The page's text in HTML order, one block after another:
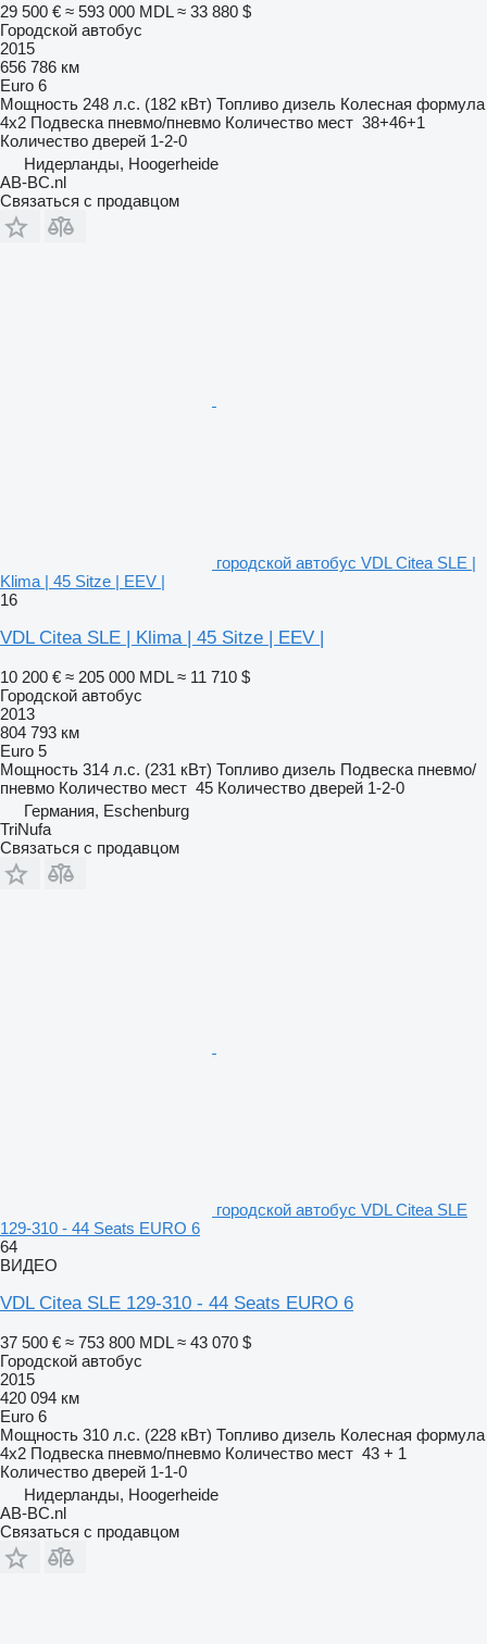
29 500 € ≈ 593 000 MDL ≈ 33 880 $
Городской автобус
2015
656 786 км
Euro 6
Мощность 248 л.с. (182 кВт) Топливо дизель Колесная формула
4x2 Подвеска пневмо/пневмо Количество мест 38+46+1
Количество дверей 1-2-0
Нидерланды, Hoogerheide
AB-BC.nl
Связаться с продавцом
городской автобус VDL Citea SLE |
Klima | 45 Sitze | EEV |
16
VDL Citea SLE | Klima | 45 Sitze | EEV |
10 200 € ≈ 205 000 MDL ≈ 11 710 $
Городской автобус
2013
804 793 км
Euro 5
Мощность 314 л.с. (231 кВт) Топливо дизель Подвеска пневмо/
пневмо Количество мест 45 Количество дверей 1-2-0
Германия, Eschenburg
TriNufa
Связаться с продавцом
городской автобус VDL Citea SLE
129-310 - 44 Seats EURO 6
64
ВИДЕО
VDL Citea SLE 129-310 - 44 Seats EURO 6
37 500 € ≈ 753 800 MDL ≈ 43 070 $
Городской автобус
2015
420 094 км
Euro 6
Мощность 310 л.с. (228 кВт) Топливо дизель Колесная формула
4x2 Подвеска пневмо/пневмо Количество мест 43 + 1
Количество дверей 1-1-0
Нидерланды, Hoogerheide
AB-BC.nl
Связаться с продавцом